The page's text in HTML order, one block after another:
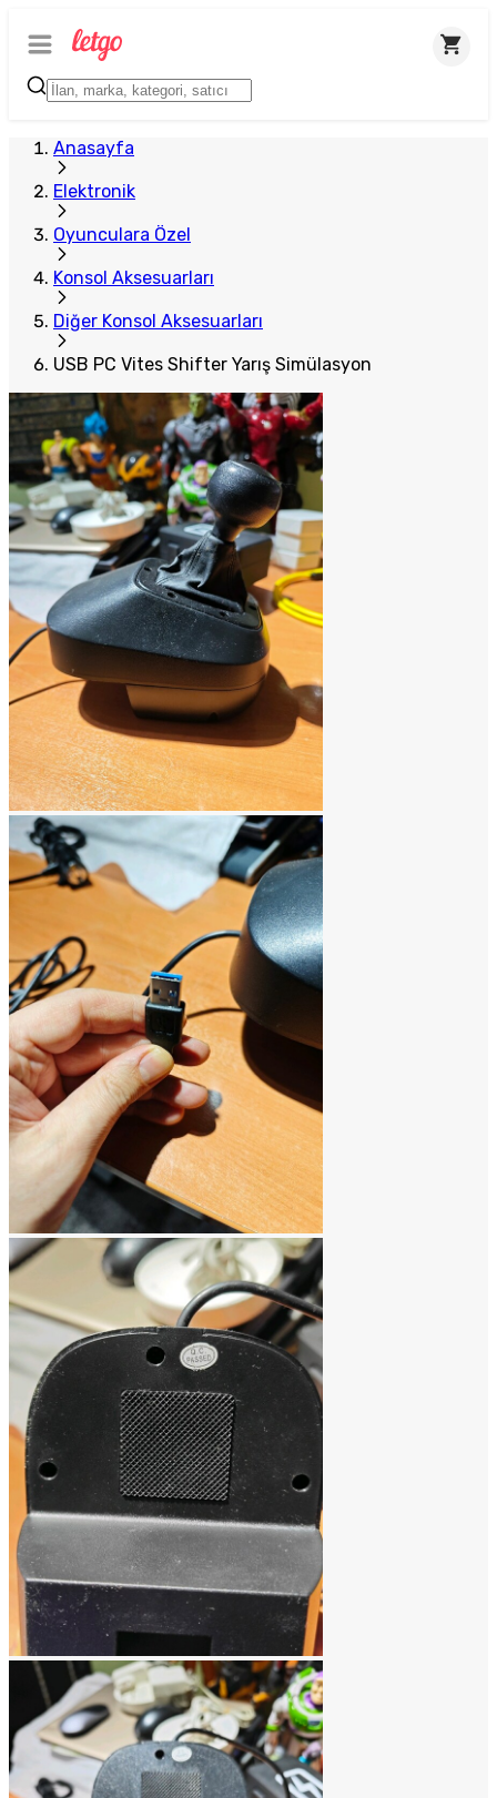
Anasayfa
Elektronik
Oyunculara Özel
Konsol Aksesuarları
Diğer Konsol Aksesuarları
USB PC Vites Shifter Yarış Simülasyon
Plus Satıcı